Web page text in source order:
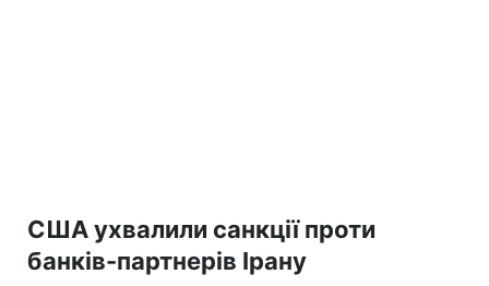
США ухвалили санкції проти
банків-партнерів Ірану